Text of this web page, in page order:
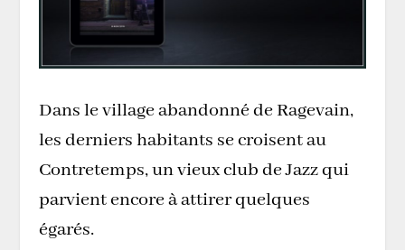
Dans le village abandonné de Ragevain,
les derniers habitants se croisent au
Contretemps, un vieux club de Jazz qui
parvient encore à attirer quelques
égarés.